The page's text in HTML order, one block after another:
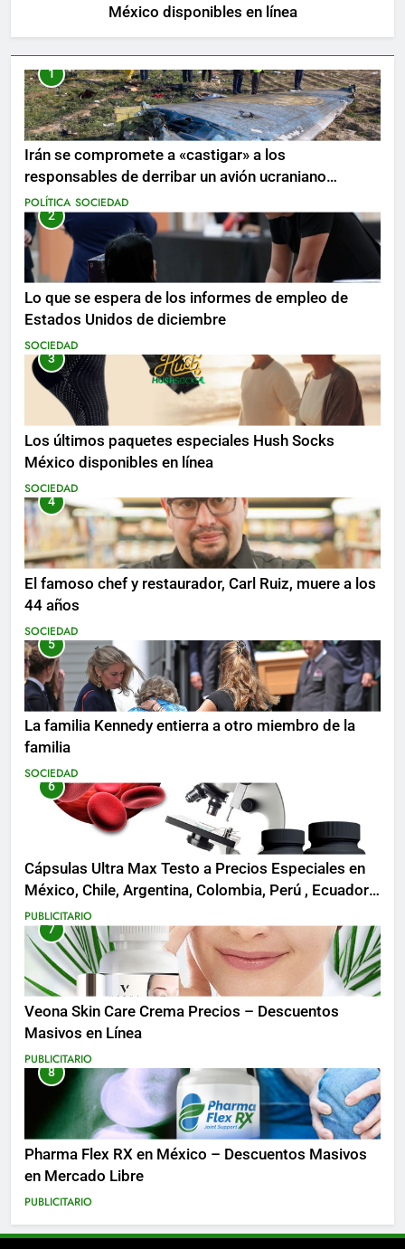
México disponibles en línea
1
Irán se compromete a «castigar» a los
responsables de derribar un avión ucraniano
mientras se realizan arrestos
POLÍTICA SOCIEDAD
2
Lo que se espera de los informes de empleo de
Estados Unidos de diciembre
SOCIEDAD
3
Los últimos paquetes especiales Hush Socks
México disponibles en línea
SOCIEDAD
4
El famoso chef y restaurador, Carl Ruiz, muere a los
44 años
SOCIEDAD
5
La familia Kennedy entierra a otro miembro de la
familia
SOCIEDAD
6
Cápsulas Ultra Max Testo a Precios Especiales en
México, Chile, Argentina, Colombia, Perú , Ecuador,
Costa Rica y Más
PUBLICITARIO
7
Veona Skin Care Crema Precios – Descuentos
Masivos en Línea
PUBLICITARIO
8
Pharma Flex RX en México – Descuentos Masivos
en Mercado Libre
PUBLICITARIO